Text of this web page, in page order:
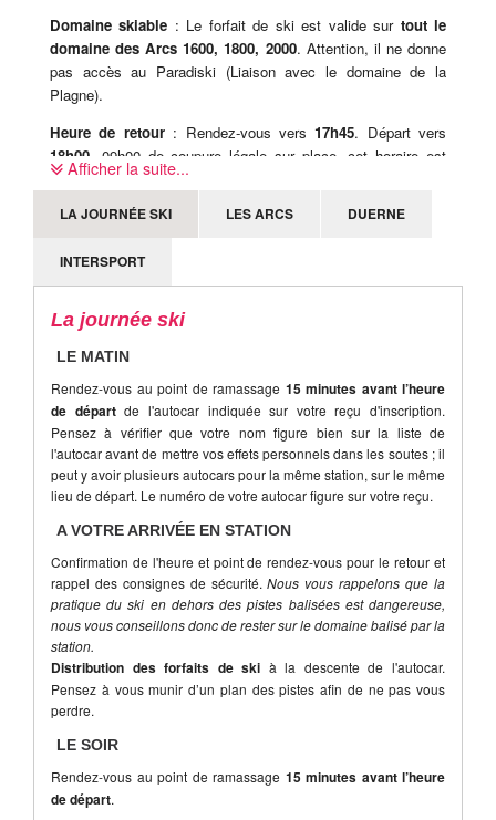
Domaine skiable : Le forfait de ski est valide sur tout le
domaine des Arcs 1600, 1800, 2000. Attention, il ne donne
pas accès au Paradiski (Liaison avec le domaine de la
Plagne).
Heure de retour : Rendez-vous vers 17h45. Départ vers
18h00 . 09h00 de coupure légale sur place, cet horaire est
donc susceptible d'être modifié sur place, le jour-même.
Afficher la suite...
LA JOURNÉE SKI LES ARCS DUERNE
INTERSPORT
La journée ski
LE MATIN
Rendez-vous au point de ramassage 15 minutes avant l’heure
de départde l'autocar indiquée sur votre reçu d'inscription.
Pensez à vérifier que votre nom figure bien sur la liste de
l'autocar avant de mettre vos effets personnels dans les soutes ; il
peut y avoir plusieurs autocars pour la même station, sur le même
lieu de départ. Le numéro de votre autocar figure sur votre reçu.
A VOTRE ARRIVÉE EN STATION
Confirmation de l'heure et point de rendez-vous pour le retour et
rappel des consignes de sécurité.Nous vous rappelons que la
pratique du ski en dehors des pistes balisées est dangereuse,
nous vous conseillons donc de rester sur le domaine balisé par la
station.
Distribution des forfaits de ski à la descente de l'autocar.
Pensez à vous munir d’un plan des pistes afin de ne pas vous
perdre.
LE SOIR
Rendez-vous au point de ramassage 15 minutes avant l’heure
de départ.